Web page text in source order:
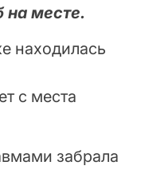
на месте.
находилась
с места
забрала